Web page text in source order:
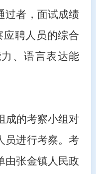
者， 面试成绩
应聘人员的综合
、语言表达能
成的考察小组对
员进行考察。考
由张金镇人民政